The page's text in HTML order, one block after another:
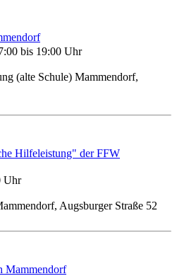
bis 19:00 Uhr
(alte Schule) Mammendorf,
Hilfeleistung" der FFW
Uhr
Augsburger Straße 52
Mammendorf